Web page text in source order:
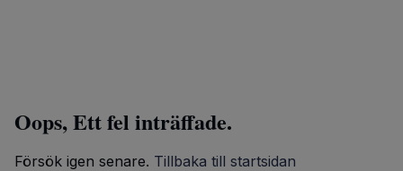
Oops, Ett fel inträffade.
Försök igen senare. Tillbaka till startsidan